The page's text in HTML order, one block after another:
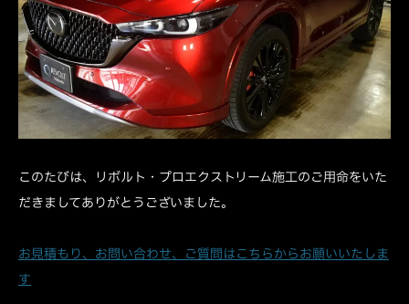
このたびは、リボルト・プロエクストリーム施工のご用命をいた
だきましてありがとうございました。
お見積もり、お問い合わせ、ご質問はこちらからお願いいたしま
す